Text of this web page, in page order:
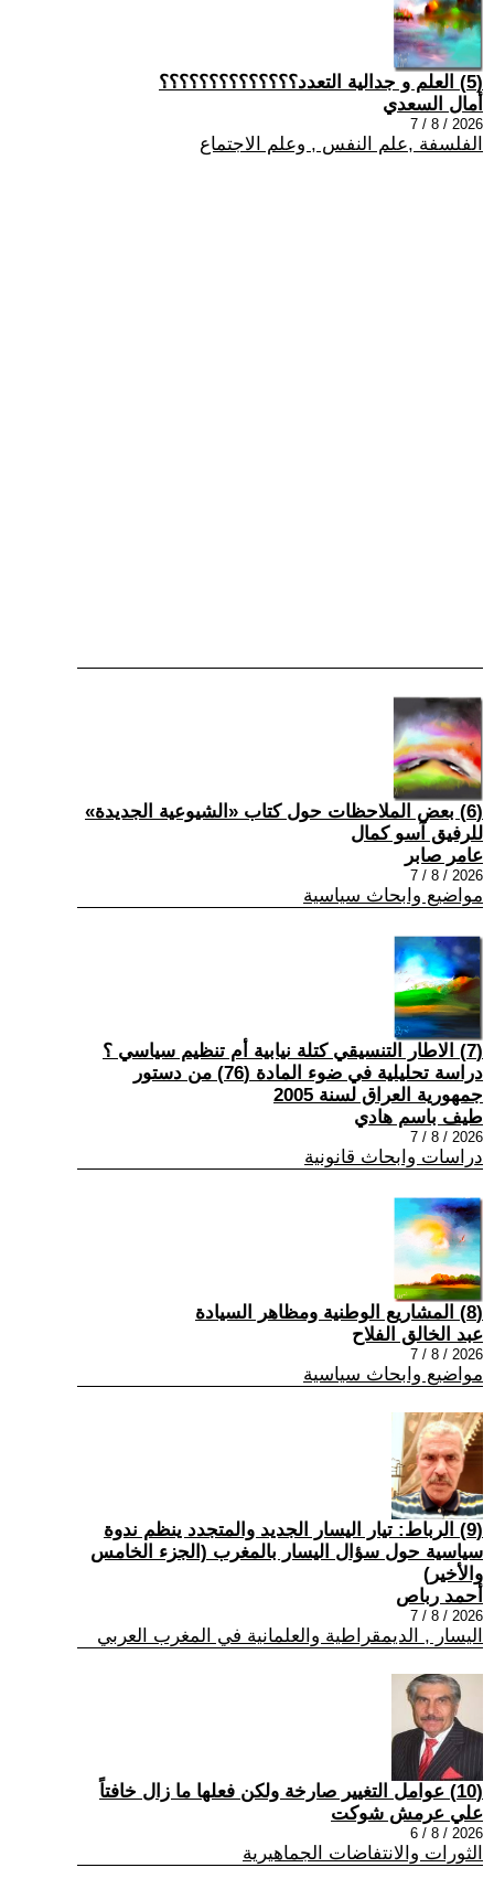
(5) العلم و جدالية التعدد؟؟؟؟؟؟؟؟؟؟؟؟؟؟
أمال السعدي
2026 / 8 / 7
الفلسفة ,علم النفس , وعلم الاجتماع
(6) بعض الملاحظات حول كتاب «الشيوعية الجديدة»
للرفيق آسو كمال
عامر صابر
2026 / 8 / 7
مواضيع وابحاث سياسية
(7) الاطار التنسيقي كتلة نيابية أم تنظيم سياسي ؟
دراسة تحليلية في ضوء المادة (76) من دستور
جمهورية العراق لسنة 2005
طيف باسم هادي
2026 / 8 / 7
دراسات وابحاث قانونية
(8) المشاريع الوطنية ومظاهر السيادة
عبد الخالق الفلاح
2026 / 8 / 7
مواضيع وابحاث سياسية
(9) الرباط: تيار اليسار الجديد والمتجدد ينظم ندوة
سياسية حول سؤال اليسار بالمغرب (الجزء الخامس
والأخير)
أحمد رباص
2026 / 8 / 7
اليسار , الديمقراطية والعلمانية في المغرب العربي
(10) عوامل التغيير صارخة ولكن فعلها ما زال خافتاً
علي عرمش شوكت
2026 / 8 / 6
الثورات والانتفاضات الجماهيرية